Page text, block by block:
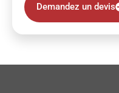
Demandez un devis